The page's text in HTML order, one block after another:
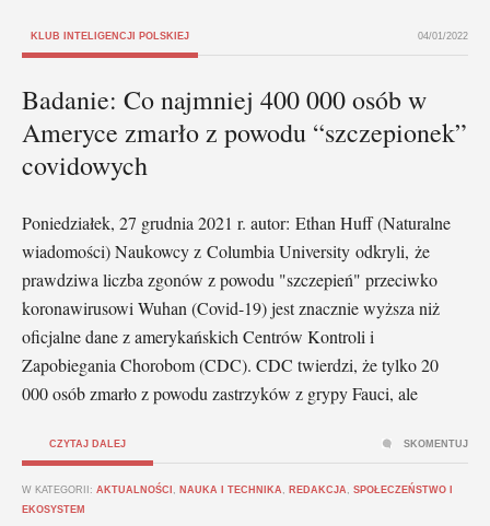
KLUB INTELIGENCJI POLSKIEJ 04/01/2022
Badanie: Co najmniej 400 000 osób w
Ameryce zmarło z powodu “szczepionek”
covidowych
Poniedziałek, 27 grudnia 2021 r. autor: Ethan Huff (Naturalne
wiadomości) Naukowcy z Columbia University odkryli, że
prawdziwa liczba zgonów z powodu "szczepień" przeciwko
koronawirusowi Wuhan (Covid-19) jest znacznie wyższa niż
oficjalne dane z amerykańskich Centrów Kontroli i
Zapobiegania Chorobom (CDC). CDC twierdzi, że tylko 20
000 osób zmarło z powodu zastrzyków z grypy Fauci, ale
CZYTAJ DALEJ
W KATEGORII: AKTUALNOŚCI NAUKA I TECHNIKA REDAKCJA
SPOŁECZEŃSTWO I
EKOSYSTEM
SKOMENTUJ